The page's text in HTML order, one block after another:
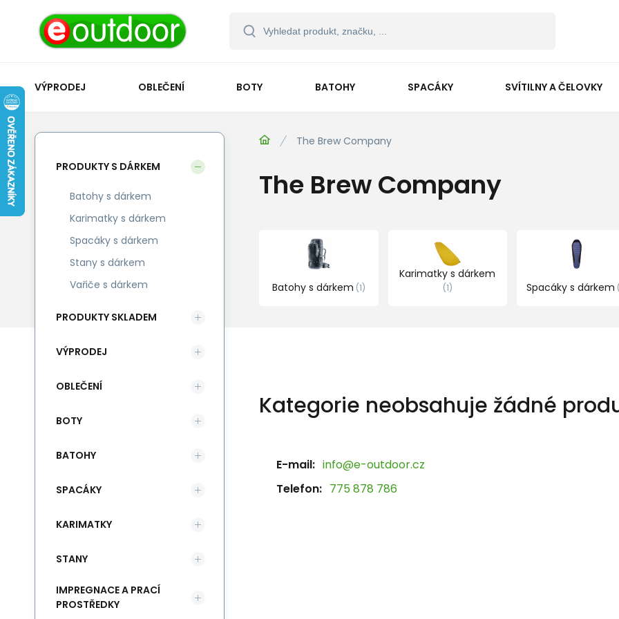
VÝPRODEJ OBLEČENÍ BOTY BATOHY SPACÁKY SVÍTILNY A ČELOVKY
The Brew Company
The Brew Company
Batohy s dárkem 1
Karimatky s dárkem
1 Spacáky s dárkem
Kategorie neobsahuje žádné
E-mail: info@e-outdoor.cz
Telefon: 775 878 786
PRODUKTY S DÁRKEM
Batohy s dárkem
Karimatky s dárkem
Spacáky s dárkem
Stany s dárkem
Vařiče s dárkem
PRODUKTY SKLADEM
VÝPRODEJ
OBLEČENÍ
BOTY
BATOHY
SPACÁKY
KARIMATKY
STANY
IMPREGNACE A PRACÍ
PROSTŘEDKY